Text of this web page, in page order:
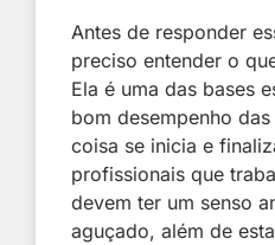
Antes de responder
preciso entender o
Ela é uma das bases
bom desempenho
coisa se inicia e
profissionais que
devem ter um senso
aguçado, além de